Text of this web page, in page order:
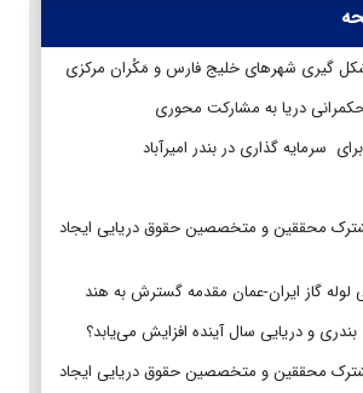
گیری شهرهای خلیج فارس و مَکُران مرکزی
دریا به مشارکت محوری
سرمایه گذاری در بندر امیرآباد
محققین و متخصصین حقوق دریایی ایجاد
گاز ایران-عمان مقدمه گسترش به هند
و دریایی سال آینده افزایش می‌یابد؟
محققین و متخصصین حقوق دریایی ایجاد